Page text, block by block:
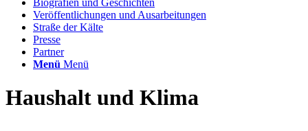
Biografien und Geschichten
Veröffentlichungen und Ausarbeitungen
Straße der Kälte
Presse
Partner
Menü Menü
Haushalt und Klima